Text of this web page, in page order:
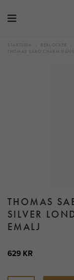
STARTSIDA BERLOCKER
THOMAS SABO CHARM
THOMAS
SILVER
EMALJ
629 KR